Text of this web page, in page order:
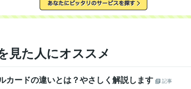
見た人にオススメ
カードの違いとは？やさしく解説します
記事